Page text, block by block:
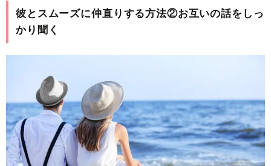
彼とスムーズに仲直りする方法②お互いの話をしっ
かり聞く